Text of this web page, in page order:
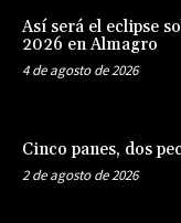
Así será el eclipse
2026 en Almagro
4 de agosto de 2026
Cinco panes, dos
2 de agosto de 2026